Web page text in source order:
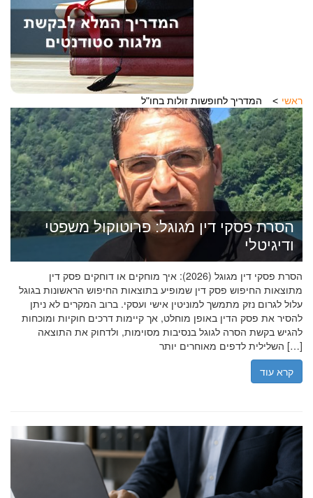
ראשי המדריך לחופשות זולות בחו"ל
הסרת פסקי דין מגוגל: פרוטוקול משפטי
ודיגיטלי
הסרת פסקי דין מגוגל (2026): איך מוחקים או דוחקים פסק דין
מתוצאות החיפוש פסק דין שמופיע בתוצאות החיפוש הראשונות בגוגל
עלול לגרום נזק מתמשך למוניטין אישי ועסקי. ברוב המקרים לא ניתן
להסיר את פסק הדין באופן מוחלט, אך קיימות דרכים חוקיות ומוכחות
להגיש בקשת הסרה לגוגל בנסיבות מסוימות, ולדחוק את התוצאה
השלילית לדפים מאוחרים יותר […]
קרא עוד